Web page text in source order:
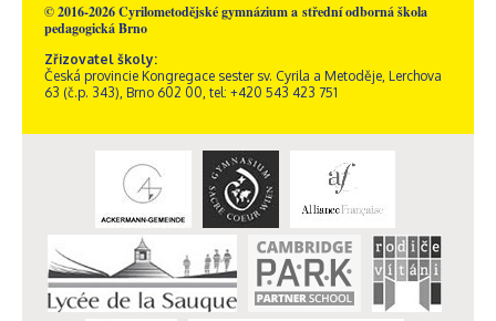
© 2016-2026 Cyrilometodějské gymnázium a střední odborná škola
pedagogická Brno
Zřizovatel školy:
Česká provincie Kongregace sester sv. Cyrila a Metoděje, Lerchova
63 (č.p. 343), Brno 602 00, tel: +420 543 423 751